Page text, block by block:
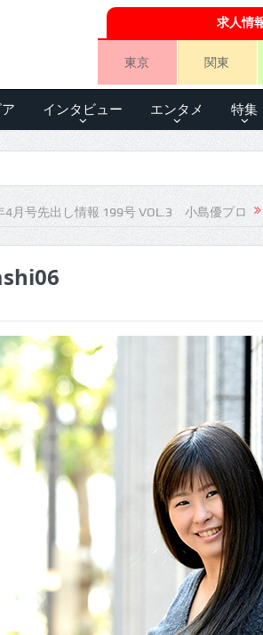
求人情
東京 関東
インタビュー エンタメ 特集
4月号先出し情報 199号 VOL.3 小島優プロ